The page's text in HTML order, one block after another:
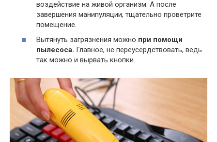
воздействие на живой организм. А после
завершения манипуляции, тщательно проветрите
помещение.
Вытянуть загрязнения можно при помощи
пылесоса. Главное, не переусердствовать, ведь
так можно и вырвать кнопки.